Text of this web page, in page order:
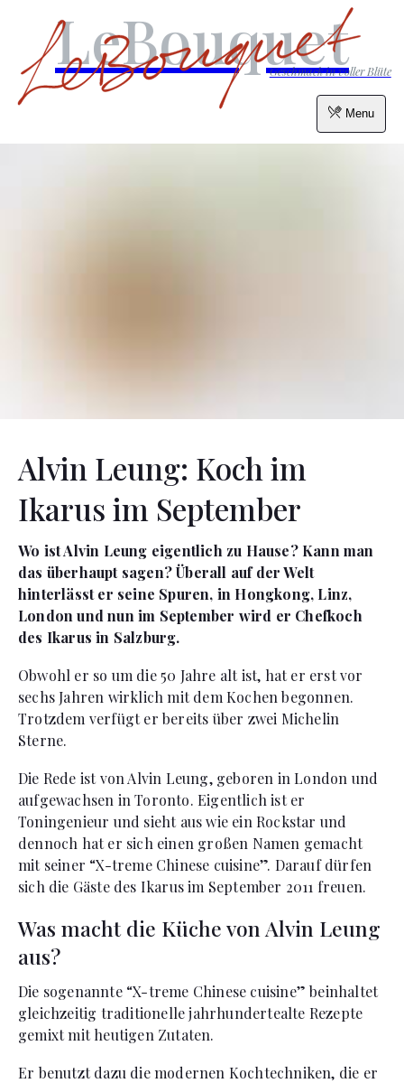
Menu
LeBouquet
Geschmack in voller Blüte
Alvin Leung: Koch im
Ikarus im September
Wo ist Alvin Leung eigentlich zu Hause? Kann man
das überhaupt sagen? Überall auf der Welt
hinterlässt er seine Spuren, in Hongkong, Linz,
London und nun im September wird er Chefkoch
des Ikarus in Salzburg.
Obwohl er so um die 50 Jahre alt ist, hat er erst vor
sechs Jahren wirklich mit dem Kochen begonnen.
Trotzdem verfügt er bereits über zwei Michelin
Sterne.
Die Rede ist von Alvin Leung, geboren in London und
aufgewachsen in Toronto. Eigentlich ist er
Toningenieur und sieht aus wie ein Rockstar und
dennoch hat er sich einen großen Namen gemacht
mit seiner “X-treme Chinese cuisine”. Darauf dürfen
sich die Gäste des Ikarus im September 2011 freuen.
Was macht die Küche von Alvin Leung
aus?
Die sogenannte “X-treme Chinese cuisine” beinhaltet
gleichzeitig traditionelle jahrhundertealte Rezepte
gemixt mit heutigen Zutaten.
Er benutzt dazu die modernen Kochtechniken, die er